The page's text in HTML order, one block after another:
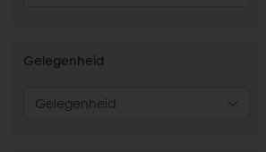
Gelegenheid
Gelegenheid